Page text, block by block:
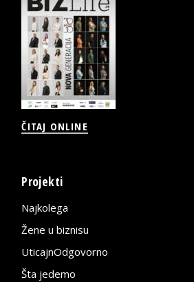
ČITAJ ONLINE
Projekti
Najkolega
Žene u biznisu
UticajnOdgovorno
Šta jedemo